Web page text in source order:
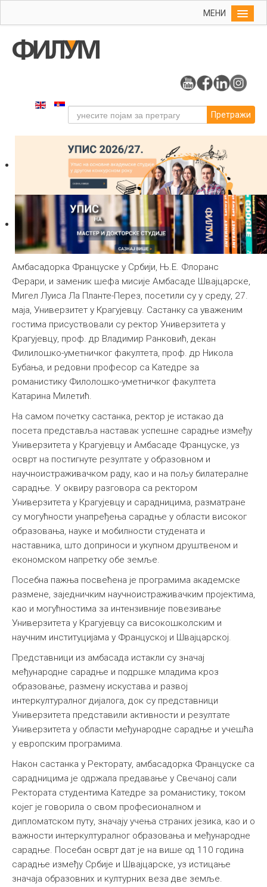
МЕНИ
Упис
Уметност
Студенти
Међународна
Претражи
Амбасадорка Француске у Србији, Њ.Е. Флоранс
Ферари, и заменик шефа мисије Амбасаде Швајцарске,
Мигел Луиса Ла Планте-Перез, посетили су у среду, 27.
маја, Универзитет у Крагујевцу. Састанку са уваженим
гостима присуствовали су ректор Универзитета у
Крагујевцу, проф. др Владимир Ранковић, декан
Филилошко-уметничког факултета, проф. др Никола
Бубања, и редовни професор са Катедре за
романистику Филолошко-уметничког факултета
Катарина Милетић.
На самом почетку састанка, ректор је истакао да
посета представља наставак успешне сарадње између
Универзитета у Крагујевцу и Амбасаде Француске, уз
осврт на постигнуте резултате у образовном и
научноистраживачком раду, као и на пољу билатералне
сарадње. У оквиру разговора са ректором
Универзитета у Крагујевцу и сарадницима, разматране
су могућности унапређења сарадње у области високог
образовања, науке и мобилности студената и
наставника, што доприноси и укупном друштвеном и
економском напретку обе земље.
Посебна пажња посвећена је програмима академске
размене, заједничким научноистраживачким пројектима,
као и могућностима за интензивније повезивање
Универзитета у Крагујевцу са високошколским и
научним институцијама у Француској и Швајцарској.
Представници из амбасада истакли су значај
међународне сарадње и подршке младима кроз
образовање, размену искустава и развој
интеркултуралног дијалога, док су представници
Универзитета представили активности и резултате
Универзитета у области међународне сарадње и учешћа
у европским програмима.
Након састанка у Ректорату, амбасадорка Француске са
сарадницима је одржала предавање у Свечаној сали
Ректората студентима Катедре за романистику, током
којег је говорила о свом професионалном и
дипломатском путу, значају учења страних језика, као и о
важности интеркултуралног образовања и међународне
сарадње. Посебан осврт дат је на више од 110 година
сарадње између Србије и Швајцарске, уз истицање
значаја образовних и културних веза две земље.